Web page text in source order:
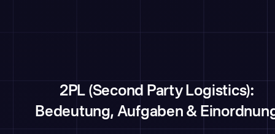
2PL (Second Party Logistics):
Bedeutung, Aufgaben &